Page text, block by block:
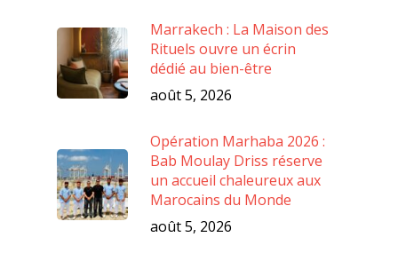
Marrakech : La Maison des
Rituels ouvre un écrin
dédié au bien-être
août 5, 2026
Opération Marhaba 2026 :
Bab Moulay Driss réserve
un accueil chaleureux aux
Marocains du Monde
août 5, 2026